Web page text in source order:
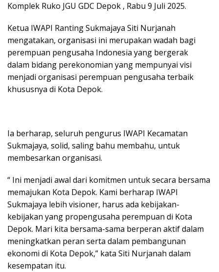
Komplek Ruko JGU GDC Depok , Rabu 9 Juli 2025.
Ketua IWAPI Ranting Sukmajaya Siti Nurjanah
mengatakan, organisasi ini merupakan wadah bagi
perempuan pengusaha Indonesia yang bergerak
dalam bidang perekonomian yang mempunyai visi
menjadi organisasi perempuan pengusaha terbaik
khususnya di Kota Depok.
Ia berharap, seluruh pengurus IWAPI Kecamatan
Sukmajaya, solid, saling bahu membahu, untuk
membesarkan organisasi.
“ Ini menjadi awal dari komitmen untuk secara bersama
memajukan Kota Depok. Kami berharap IWAPI
Sukmajaya lebih visioner, harus ada kebijakan-
kebijakan yang propengusaha perempuan di Kota
Depok. Mari kita bersama-sama berperan aktif dalam
meningkatkan peran serta dalam pembangunan
ekonomi di Kota Depok,” kata Siti Nurjanah dalam
kesempatan itu.